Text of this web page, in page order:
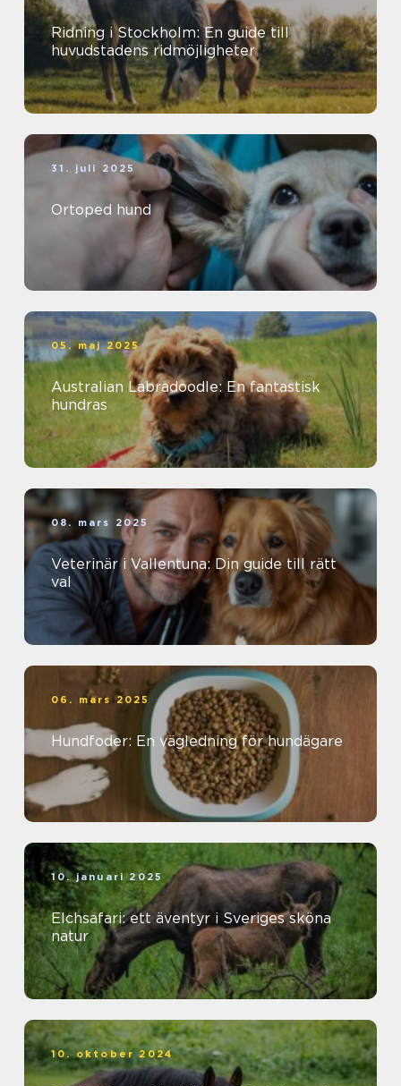
Ridning i Stockholm: En guide till
huvudstadens ridmöjligheter
31. juli 2025
Ortoped hund
05. maj 2025
Australian Labradoodle: En fantastisk
hundras
08. mars 2025
Veterinär i Vallentuna: Din guide till rätt
val
06. mars 2025
Hundfoder: En vägledning för hundägare
10. januari 2025
Elchsafari: ett äventyr i Sveriges sköna
natur
10. oktober 2024